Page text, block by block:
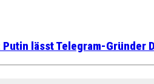
lässt Telegram-Gründer